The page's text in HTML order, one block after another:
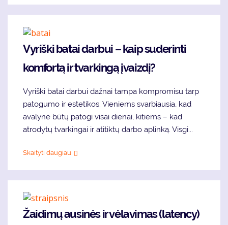
Vyriški batai darbui – kaip suderinti
komfortą ir tvarkingą įvaizdį?
Vyriški batai darbui dažnai tampa kompromisu tarp
patogumo ir estetikos. Vieniems svarbiausia, kad
avalynė būtų patogi visai dienai, kitiems – kad
atrodytų tvarkingai ir atitiktų darbo aplinką. Visgi...
Skaityti daugiau
Žaidimų ausinės ir vėlavimas (latency)